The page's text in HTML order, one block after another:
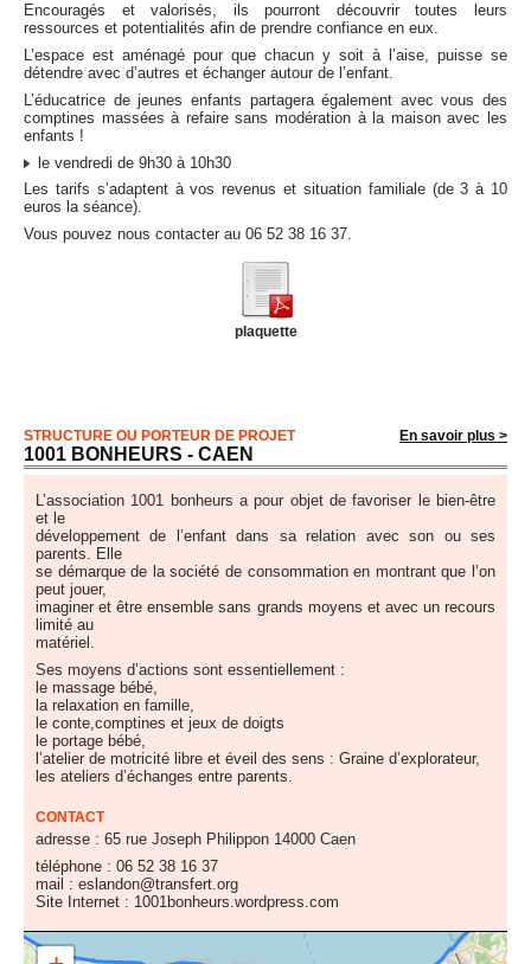
Encouragés et valorisés, ils pourront découvrir toutes leurs
ressources et potentialités afin de prendre confiance en eux.
L’espace est aménagé pour que chacun y soit à l’aise, puisse se
détendre avec d’autres et échanger autour de l’enfant.
L’éducatrice de jeunes enfants partagera également avec vous des
comptines massées à refaire sans modération à la maison avec les
enfants !
le vendredi de 9h30 à 10h30
Les tarifs s’adaptent à vos revenus et situation familiale (de 3 à 10
euros la séance).
Vous pouvez nous contacter au 06 52 38 16 37.
plaquette
STRUCTURE OU PORTEUR DE PROJET En savoir plus >
1001 BONHEURS - CAEN
L’association 1001 bonheurs a pour objet de favoriser le bien-être
et le
développement de l’enfant dans sa relation avec son ou ses
parents. Elle
se démarque de la société de consommation en montrant que l’on
peut jouer,
imaginer et être ensemble sans grands moyens et avec un recours
limité au
matériel.
Ses moyens d’actions sont essentiellement :
le massage bébé,
la relaxation en famille,
le conte,comptines et jeux de doigts
le portage bébé,
l’atelier de motricité libre et éveil des sens : Graine d’explorateur,
les ateliers d’échanges entre parents.
CONTACT
adresse : 65 rue Joseph Philippon 14000 Caen
téléphone : 06 52 38 16 37
mail : eslandon@transfert.org
Site Internet : 1001bonheurs.wordpress.com